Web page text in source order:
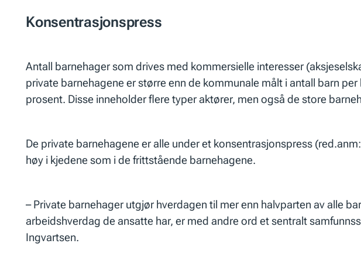
Konsentrasjonspress
Antall barnehager som drives med kommersielle interesser
private barnehagene er større enn de kommunale målt i antall barn
prosent. Disse inneholder flere typer aktører, men også de store
De private barnehagene er alle under et konsentrasjonspress
høy i kjedene som i de frittstående barnehagene.
– Private barnehager utgjør hverdagen til mer enn halvparten av alle
arbeidshverdag de ansatte har, er med andre ord et sentralt
Ingvartsen.